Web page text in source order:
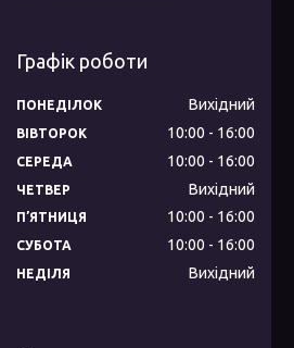
Графік роботи
ПОНЕДІЛОК Вихідний
ВІВТОРОК 10:00 16:00
СЕРЕДА 10:00 16:00
ЧЕТВЕР Вихідний
ПʼЯТНИЦЯ 10:00 16:00
СУБОТА 10:00 16:00
НЕДІЛЯ Вихідний